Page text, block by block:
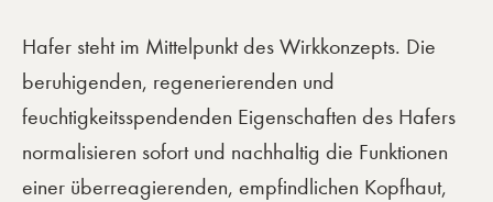
Hafer steht im Mittelpunkt des Wirkkonzepts. Die
beruhigenden, regenerierenden und
feuchtigkeitsspendenden Eigenschaften des Hafers
normalisieren sofort und nachhaltig die Funktionen
einer überreagierenden, empfindlichen Kopfhaut,